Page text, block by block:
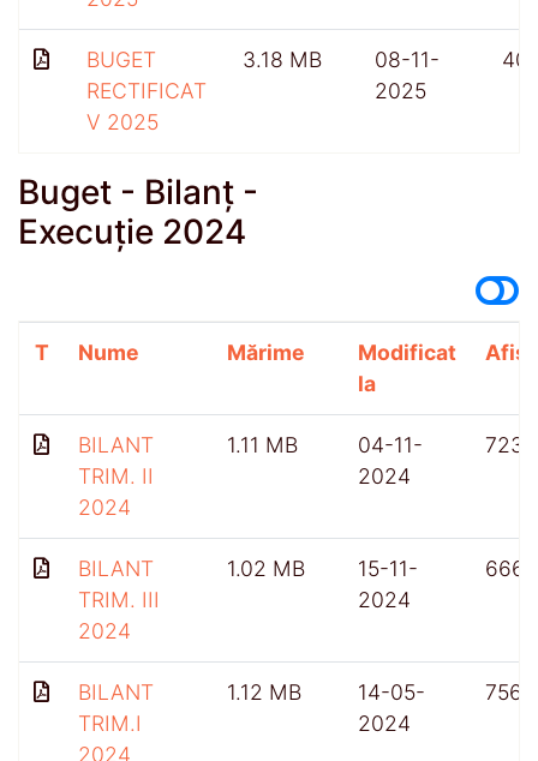
BUGET
RECTIFICAT
V 2025
3.18 MB
08-11-
2025
Buget - Bilanț -
Execuție 2024
T Nume Mărime
Modificat
la
BILANT
TRIM. II
2024
1.11 MB
04-11-
2024
723
BILANT
TRIM. III
2024
1.02 MB
15-11-
2024
666
BILANT
TRIM.I
2024
1.12 MB
14-05-
2024
756